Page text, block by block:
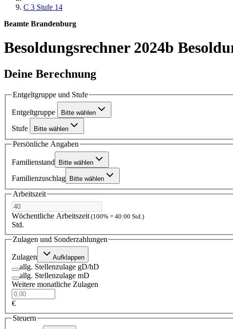
C 3 Stufe 14
Beamte Brandenburg
Besoldungsrechner 2024b
Deine Berechnung
Entgeltgruppe und Stufe
Entgeltgruppe Bitte wählen
Stufe Bitte wählen
Persönliche Angaben
Familienstand Bitte wählen
Familienzuschlag Bitte wählen
Arbeitszeit
Wöchentliche Arbeitszeit (100% = 40:00 Std.)
Std.
Zulagen und Sonderzahlungen
Zulagen Aufklappen
allg. Stellenzulage gD/hD
allg. Stellenzulage mD
Weitere monatliche Zulagen
€
Steuern